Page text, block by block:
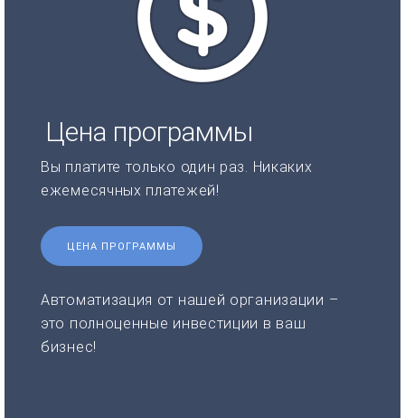
Цена программы
Вы платите только один раз. Никаких
ежемесячных платежей!
ЦЕНА ПРОГРАММЫ
Автоматизация от нашей организации –
это полноценные инвестиции в ваш
бизнес!